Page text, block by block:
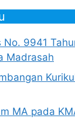
No. 9941
Madrasah
MA pada